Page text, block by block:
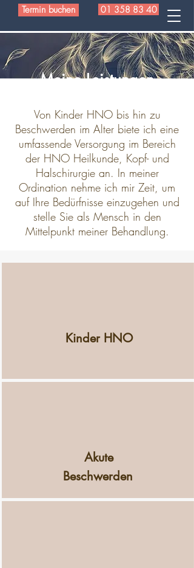
Termin buchen 01 358 83 40
Meine Leistungen
Von Kinder HNObis hin zu
Beschwerden im Alter biete ich eine
umfassende Versorgung im Bereich
der HNO Heilkunde, Kopf- und
Halschirurgiean. In meiner
Ordination nehme ich mir Zeit, um
auf Ihre Bedürfnisse einzugehen und
stelle Sie als Mensch in den
Mittelpunkt meiner Behandlung.
Kinder HNO
Akute
Beschwerden